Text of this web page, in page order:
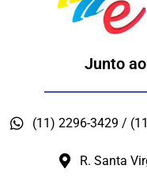
Junto
(11) 2296-3429 /
R. Santa